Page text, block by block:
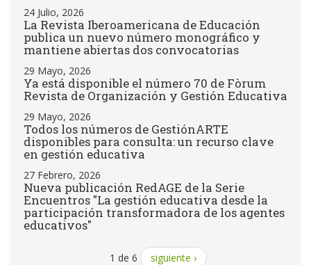
24 Julio, 2026
La Revista Iberoamericana de Educación
publica un nuevo número monográfico y
mantiene abiertas dos convocatorias
29 Mayo, 2026
Ya está disponible el número 70 de Fòrum
Revista de Organización y Gestión Educativa
29 Mayo, 2026
Todos los números de GestiónARTE
disponibles para consulta: un recurso clave
en gestión educativa
27 Febrero, 2026
Nueva publicación RedAGE de la Serie
Encuentros "La gestión educativa desde la
participación transformadora de los agentes
educativos"
1 de 6 siguiente ›